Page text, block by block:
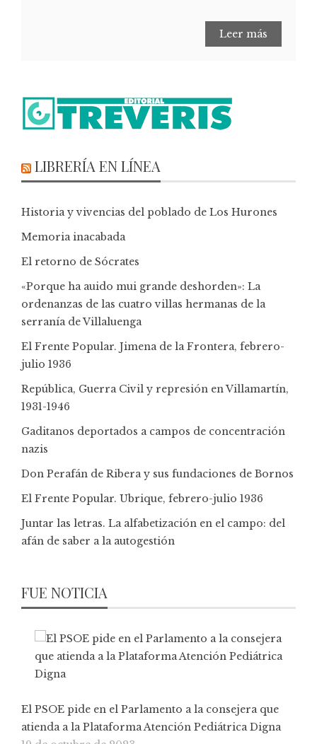
Leer más
LIBRERÍA EN LÍNEA
Historia y vivencias del poblado de Los Hurones
Memoria inacabada
El retorno de Sócrates
«Porque ha auido mui grande deshorden»: La
ordenanzas de las cuatro villas hermanas de la
serranía de Villaluenga
El Frente Popular. Jimena de la Frontera, febrero-
julio 1936
República, Guerra Civil y represión en Villamartín,
1931-1946
Gaditanos deportados a campos de concentración
nazis
Don Perafán de Ribera y sus fundaciones de Bornos
El Frente Popular. Ubrique, febrero-julio 1936
Juntar las letras. La alfabetización en el campo: del
afán de saber a la autogestión
FUE NOTICIA
El PSOE pide en el Parlamento a la consejera que
atienda a la Plataforma Atención Pediátrica Digna